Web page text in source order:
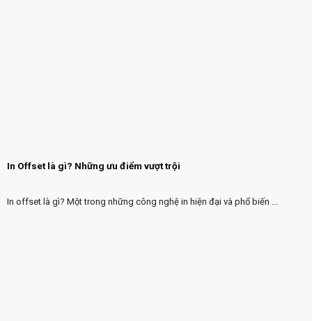
In Offset là gì? Những ưu điểm vượt trội
In offset là gì? Một trong những công nghệ in hiện đại và phổ biến ...